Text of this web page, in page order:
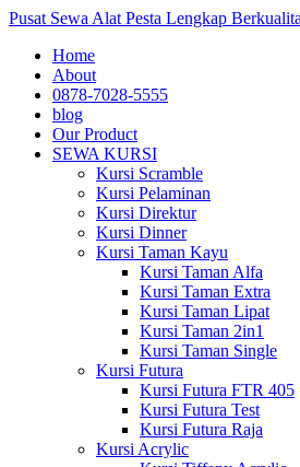
Pusat Sewa Alat Pesta Lengkap
Home
About
0878-7028-5555
blog
Our Product
SEWA KURSI
Kursi Scramble
Kursi Pelaminan
Kursi Direktur
Kursi Dinner
Kursi Taman Kayu
Kursi Taman Alfa
Kursi Taman Extra
Kursi Taman Lipat
Kursi Taman 2in1
Kursi Taman Single
Kursi Futura
Kursi Futura FTR 405
Kursi Futura Test
Kursi Futura Raja
Kursi Acrylic